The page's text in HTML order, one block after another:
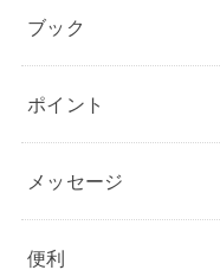
ブック
ポイント
メッセージ
便利